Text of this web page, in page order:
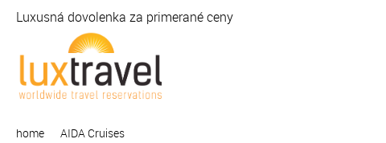
home AIDA Cruises
Luxusná dovolenka za primerané ceny